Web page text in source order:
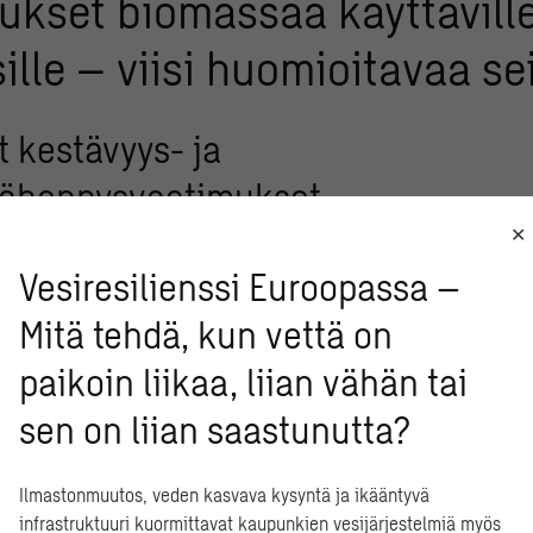
– viisi huomioitavaa
kestävyys- ja
velvoittaa osoittamaan, että biomassapolttoaineet täyttävät
vähintään säädetyn verran fossiilisiin
koskevat nyt myös olemassa olevia laitoksia, eivät vain uusia
Biomassaa ei voi enää käsitellä ”automaattisesti
Yritysten on laskettava ja todistettava biomassan
tulevat
Vesiresilienssi Euroopassa –
Mitä tehdä, kun vettä on
paikoin liikaa, liian vähän tai
sen on liian saastunutta?
Ilmastonmuutos, veden kasvava kysyntä ja ikääntyvä
infrastruktuuri kuormittavat kaupunkien vesijärjestelmiä myös